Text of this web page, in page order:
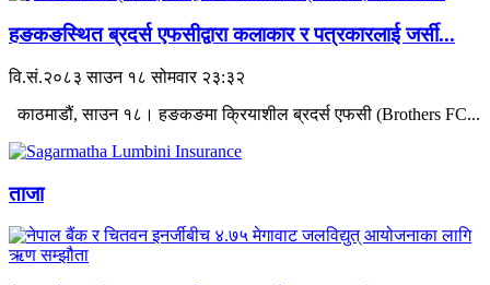
हङकङस्थित ब्रदर्स एफसीद्वारा कलाकार र पत्रकारलाई जर्सी...
वि.सं.२०८३ साउन १८ सोमवार २३:३२
काठमाडौं, साउन १८। हङकङमा क्रियाशील ब्रदर्स एफसी (Brothers FC...
ताजा